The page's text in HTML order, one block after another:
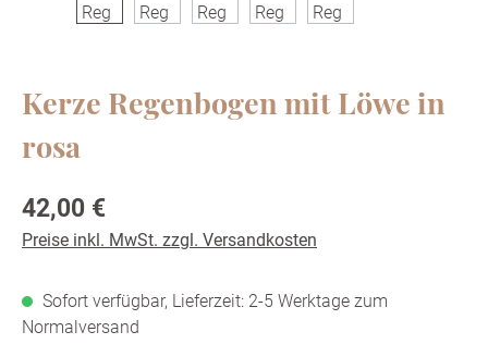
Kerze Regenbogen mit Löwe in
rosa
Regulärer Preis:
42,00 €
Preise inkl. MwSt. zzgl. Versandkosten
Sofort verfügbar, Lieferzeit: 2-5 Werktage zum
Normalversand